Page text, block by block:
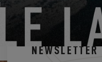
ABONNEZ-
NEWSLETTER